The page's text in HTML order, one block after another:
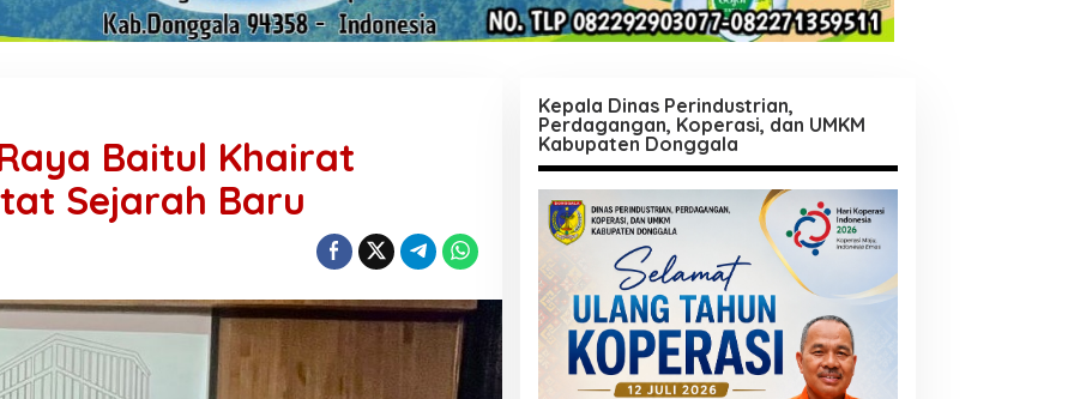
Baitul Khairat
Sejarah Baru
Kepala Dinas Perindustrian,
Perdagangan, Koperasi, dan UMKM
Kabupaten Donggala